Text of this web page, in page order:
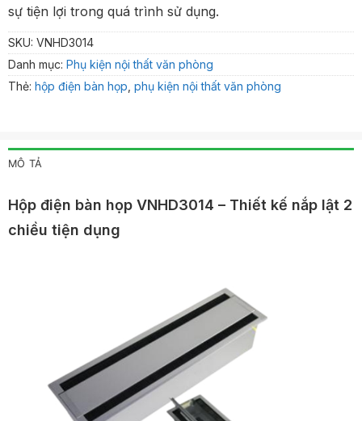
sự tiện lợi trong quá trình sử dụng.
SKU: VNHD3014
Danh mục: Phụ kiện nội thất văn phòng
Thẻ: hộp điện bàn họp phụ kiện nội thất văn phòng
MÔ TẢ
Hộp điện bàn họp VNHD3014 – Thiết kế nắp lật 2
chiều tiện dụng